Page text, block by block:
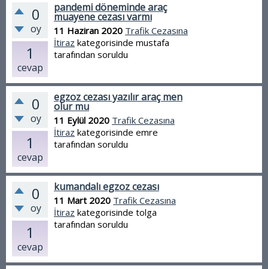
0
oy
1
cevap
pandemi döneminde araç
muayene cezası varmı
11 Haziran 2020 Trafik Cezasına
İtiraz kategorisinde mustafa
tarafından soruldu
0
oy
1
cevap
egzoz cezası yazılır araç men
olur mu
11 Eylül 2020 Trafik Cezasına
İtiraz kategorisinde emre
tarafından soruldu
0
oy
1
cevap
kumandalı egzoz cezası
11 Mart 2020 Trafik Cezasına
İtiraz kategorisinde tolga
tarafından soruldu